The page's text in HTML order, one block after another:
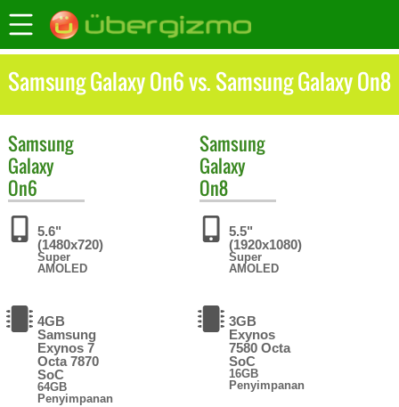
Samsung Galaxy On6 vs. Samsung Galaxy On8
Samsung
Galaxy
On6
5.6"
(1480x720)
Super
AMOLED
4GB
Samsung
Exynos 7
Octa 7870
SoC
64GB
Penyimpanan
Samsung
Galaxy
On8
5.5"
(1920x1080)
Super
AMOLED
3GB
Exynos
7580 Octa
SoC
16GB
Penyimpanan